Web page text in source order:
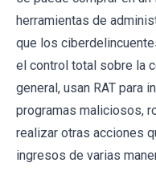
herramientas de
que los
el control total sobre la
general, usan RAT para
programas maliciosos,
realizar otras acciones
ingresos de varias